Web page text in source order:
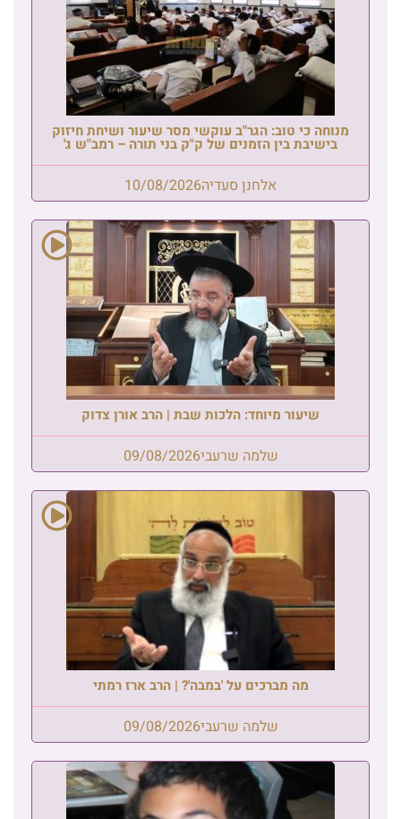
מנוחה כי טוב: הגר"ב עוקשי מסר שיעור ושיחת חיזוק
בישיבת בין הזמנים של ק"ק בני תורה – רמב"ש ג'
אלחנן סעדיה10/08/2026
שיעור מיוחד: הלכות שבת | הרב אורן צדוק
שלמה שרעבי09/08/2026
מה מברכים על 'במבה'? | הרב ארז רמתי
שלמה שרעבי09/08/2026